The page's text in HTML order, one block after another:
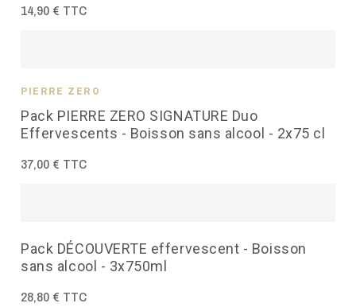
14,90 € TTC
Pack PIERRE ZERO SIGNATURE Duo
Effervescents - Boisson sans alcool - 2x75 cl
PIERRE ZÉRO
37,00 € TTC
Pack DÉCOUVERTE effervescent - Boisson
sans alcool - 3x750ml
28,80 € TTC